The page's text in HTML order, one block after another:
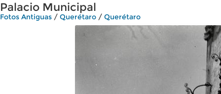
Palacio Municipal
Fotos Antiguas / Querétaro / Querétaro